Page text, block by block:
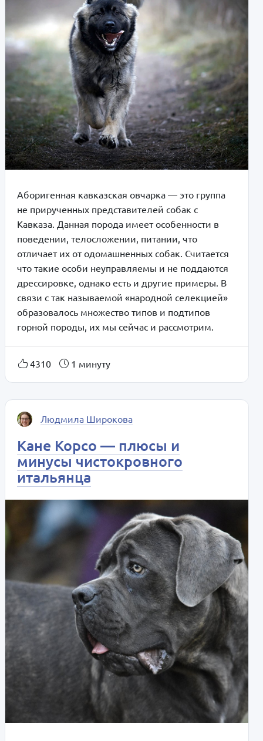
Аборигенная кавказская овчарка — это группа
не прирученных представителей собак с
Кавказа. Данная порода имеет особенности в
поведении, телосложении, питании, что
отличает их от одомашненных собак. Считается
что такие особи неуправляемы и не поддаются
дрессировке, однако есть и другие примеры. В
связи с так называемой «народной селекцией»
образовалось множество типов и подтипов
горной породы, их мы сейчас и рассмотрим.
4310 1 минуту
Людмила Широкова
Кане Корсо — плюсы и
минусы чистокровного
итальянца